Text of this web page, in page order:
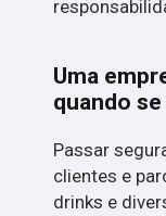
Uma
quando se
Passar
clientes e
drinks e